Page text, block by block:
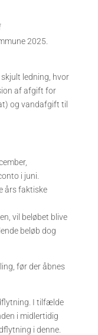
2025.
ledning, hvor
af afgift for
og vandafgift til
i juni.
års faktiske
vil beløbet blive
beløb dog
før der åbnes
I tilfælde
i midlertidig
i denne.